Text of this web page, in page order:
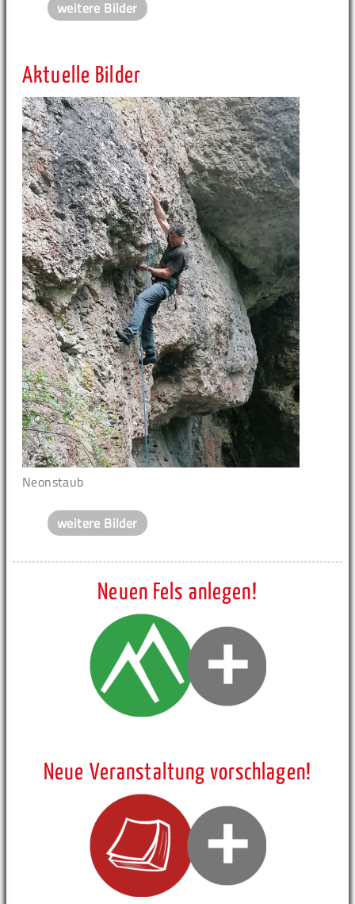
weitere Bilder
Aktuelle Bilder
Neonstaub
weitere Bilder
Neuen Fels anlegen!
Neue Veranstaltung vorschlagen!